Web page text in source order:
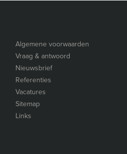
Algemene voorwaarden
Vraag & antwoord
Nieuwsbrief
Referenties
Vacatures
Sitemap
Links